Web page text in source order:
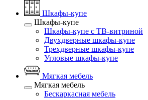
Шкафы-купе
Шкафы-купе
Шкафы-купе с ТВ-витриной
Двухдверные шкафы-купе
Трехдверные шкафы-купе
Угловые шкафы-купе
Мягкая мебель
Мягкая мебель
Бескаркасная мебель